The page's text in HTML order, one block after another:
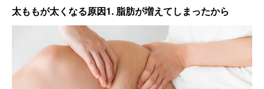
太ももが太くなる原因1. 脂肪が増えてしまったから